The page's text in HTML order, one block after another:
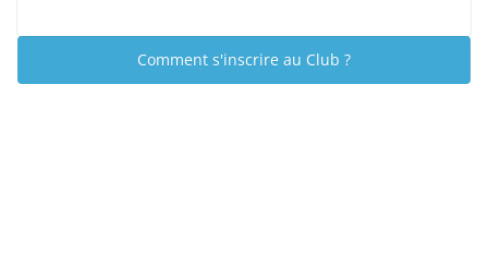
Comment s'inscrire au Club ?